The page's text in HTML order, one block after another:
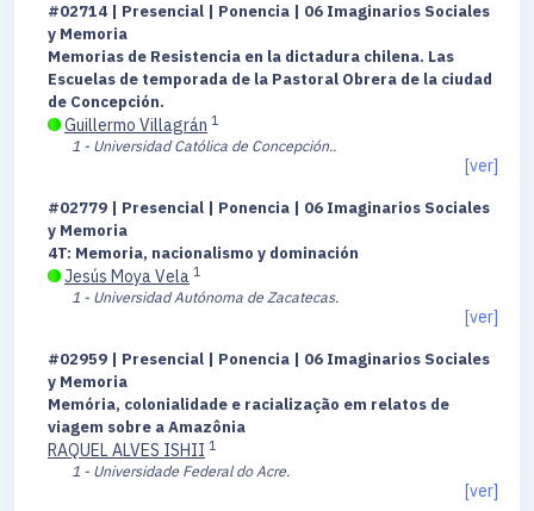
#02714 | Presencial | Ponencia | 06 Imaginarios Sociales
y Memoria
Memorias de Resistencia en la dictadura chilena. Las
Escuelas de temporada de la Pastoral Obrera de la ciudad
de Concepción.
Guillermo Villagrán 1
1 - Universidad Católica de Concepción..
[ver]
#02779 | Presencial | Ponencia | 06 Imaginarios Sociales
y Memoria
4T: Memoria, nacionalismo y dominación
Jesús Moya Vela 1
1 - Universidad Autónoma de Zacatecas.
[ver]
#02959 | Presencial | Ponencia | 06 Imaginarios Sociales
y Memoria
Memória, colonialidade e racialização em relatos de
viagem sobre a Amazônia
RAQUEL ALVES ISHII 1
1 - Universidade Federal do Acre.
[ver]